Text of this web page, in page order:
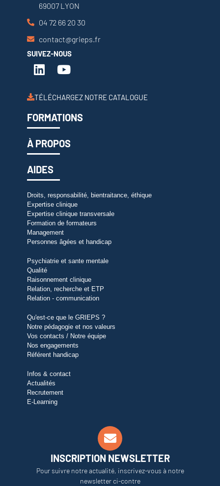
69007 LYON
04 72 66 20 30
contact@grieps.fr
SUIVEZ-NOUS
TÉLÉCHARGEZ NOTRE CATALOGUE
FORMATIONS
À PROPOS
AIDES
Droits, responsabilité, bientraitance, éthique
Expertise clinique
Expertise clinique transversale
Formation de formateurs
Management
Personnes âgées et handicap
Psychiatrie et sante mentale
Qualité
Raisonnement clinique
Relation, recherche et ETP
Relation - communication
Qu'est-ce que le GRIEPS ?
Notre pédagogie et nos valeurs
Vos contacts / Notre équipe
Nos engagements
Référent handicap
Infos & contact
Actualités
Recrutement
E-Learning
INSCRIPTION NEWSLETTER
Pour suivre notre actualité, inscrivez-vous à notre
newsletter ci-contre